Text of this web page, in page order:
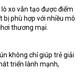
xo vẫn tạo được điểm
bị phù hợp với nhiều mô
thương mại.
không chỉ giúp trẻ giải
triển lành mạnh,